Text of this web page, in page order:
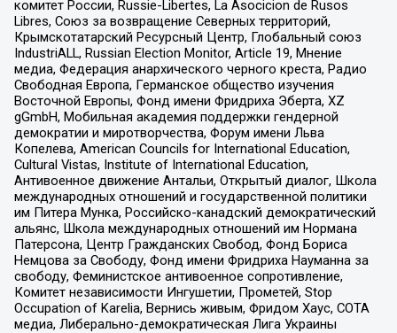
комитет России, Russie-Libertes, La Asocicion de Rusos
Libres, Союз за возвращение Северных территорий,
Крымскотатарский Ресурсный Центр, Глобальный союз
IndustriALL, Russian Election Monitor, Article 19, Мнение
медиа, Федерация анархического черного креста, Радио
Свободная Европа, Германское общество изучения
Восточной Европы, Фонд имени Фридриха Эберта, XZ
gGmbH, Мобильная академия поддержки гендерной
демократии и миротворчества, Форум имени Льва
Копелева, American Councils for International Education,
Cultural Vistas, Institute of International Education,
Антивоенное движение Антальи, Открытый диалог, Школа
международных отношений и государственной политики
им Питера Мунка, Российско-канадский демократический
альянс, Школа международных отношений им Нормана
Патерсона, Центр Гражданских Свобод, Фонд Бориса
Немцова за Свободу, Фонд имени Фридриха Науманна за
свободу, Феминистское антивоенное сопротивление,
Комитет независимости Ингушетии, Прометей, Stop
Occupation of Karelia, Вернись живым, Фридом Хаус, СОТА
медиа, Либерально-демократическая Лига Украины